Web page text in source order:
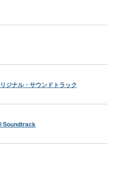
ジナル・サウンドトラック
Soundtrack